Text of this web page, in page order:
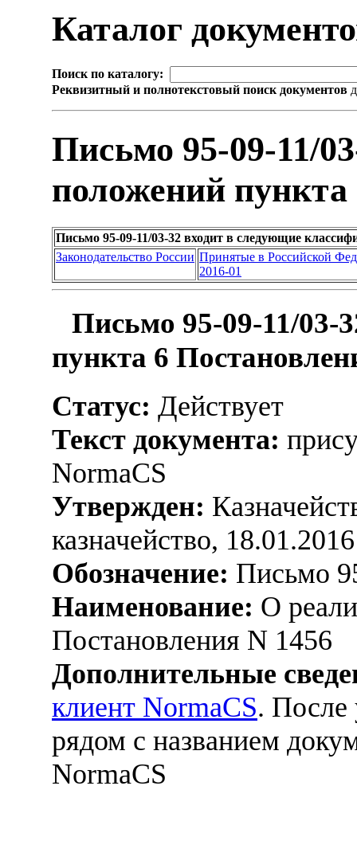
Каталог
Поиск по каталогу:
Реквизитный и полнотекстовый поиск документов
Письмо 95-09-11/
положений
Письмо 95-09-11/03-32 входит в следующие
Законодательство России Принятые в Российской
2016-01
Письмо 95-09-11/03-
пункта 6
Статус: Действует
Текст документа:
NormaCS
Утвержден:
казначейство, 18.01.2016
Обозначение: Письмо
Наименование: О
Постановления N 1456
Дополнительные
клиент NormaCS. После
рядом с названием
NormaCS